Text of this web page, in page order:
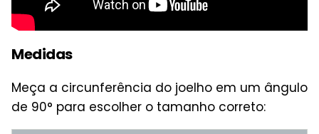
Medidas
Meça a circunferência do joelho em um ângulo
de 90° para escolher o tamanho correto: